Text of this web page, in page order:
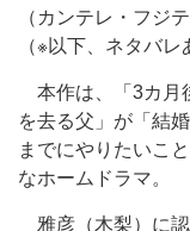
（カンテレ・フジ
（※以下、ネタバレ
本作は、「3カ月
を去る父」が「結
までにやりたいこ
なホームドラマ。
雅彦（木梨）に